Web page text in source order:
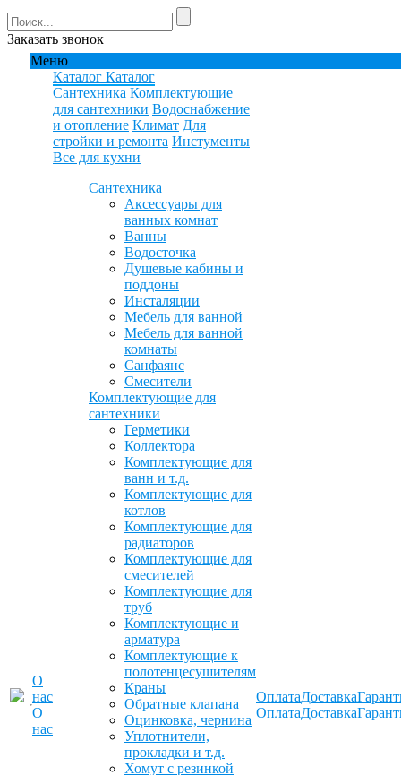
Заказать звонок
Меню
О
нас
О
нас
Каталог Каталог
Сантехника Комплектующие
для сантехники Водоснабжение
и отопление Климат Для
стройки и ремонта Инстументы
Все для кухни
Сантехника
Аксессуары для
ванных комнат
Ванны
Водосточка
Душевые кабины и
поддоны
Инсталяции
Мебель для ванной
Мебель для ванной
комнаты
Санфаянс
Смесители
Комплектующие для
сантехники
Герметики
Коллектора
Комплектующие для
ванн и т.д.
Комплектующие для
котлов
Комплектующие для
радиаторов
Комплектующие для
смесителей
Комплектующие для
труб
Комплектующие и
арматура
Комплектующие к
полотенцесушителям
Краны
Обратные клапана
Оцинковка, чернина
Уплотнители,
прокладки и т.д.
Хомут с резинкой
Оплата
Оплата
Доставка
Доставка